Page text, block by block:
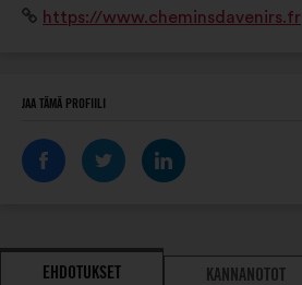
Verkkosivusto:
https://www.cheminsdavenirs.fr
JAA TÄMÄ PROFIILI
EHDOTUKSET KANNANOTOT